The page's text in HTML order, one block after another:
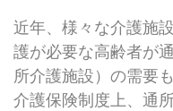
近年、様々な介護施
護が必要な高齢者が
所介護施設）の需要
介護保険制度上、通